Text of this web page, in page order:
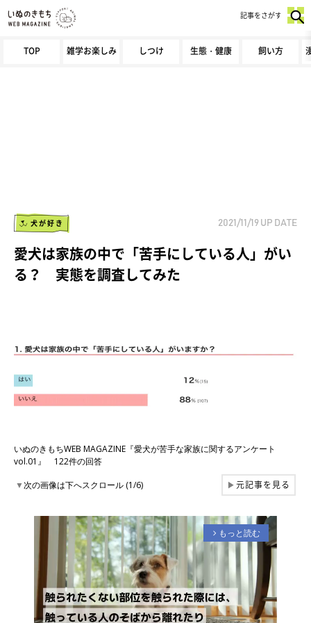
TOP 雑学お楽しみ しつけ 生態・健康 飼い方
記事をさがす
犬が好き 2021/11/19 UP DATE
愛犬は家族の中で「苦手にしている人」がい
る？ 実態を調査してみた
いぬのきもちWEB MAGAZINE『愛犬が苦手な家族に関するアンケート
vol.01』 122件の回答
▼次の画像は下へスクロール (1/6) ▶元記事を見る
arrow_forward_ios もっと読む